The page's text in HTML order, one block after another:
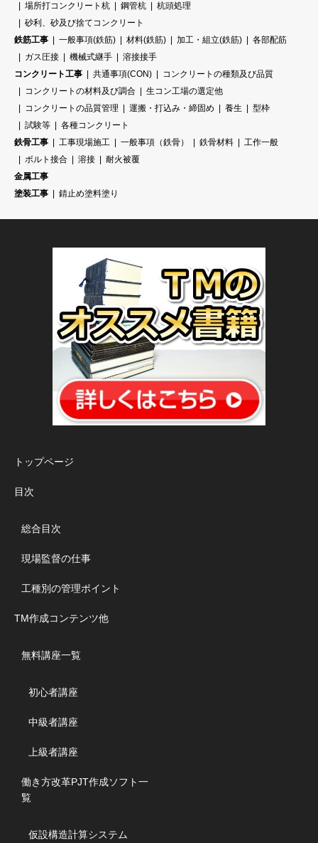
場所打コンクリート杭
鋼管杭
杭頭処理
砂利、砂及び捨てコンクリート
鉄筋工事
一般事項(鉄筋) 材料(鉄筋) 加工・組立(鉄筋)
各部配筋
ガス圧接
機械式継手
溶接接手
コンクリート工事
共通事項(CON)
コンクリートの種類及び品質
コンクリートの材料及び調合
生コン工場の選定他
コンクリートの品質管理
運搬・打込み・締固め 養生
型枠
試験等
各種コンクリート
鉄骨工事
工事現場施工 一般事項（鉄骨） 鉄骨材料
工作一般
ボルト接合
溶接
耐火被覆
金属工事
塗装工事
錆止め塗料塗り
トップページ
目次
総合目次
現場監督の仕事
工種別の管理ポイント
TM作成コンテンツ他
無料講座一覧
初心者講座
中級者講座
上級者講座
働き方改革PJT作成ソフト一
覧
仮設構造計算システム